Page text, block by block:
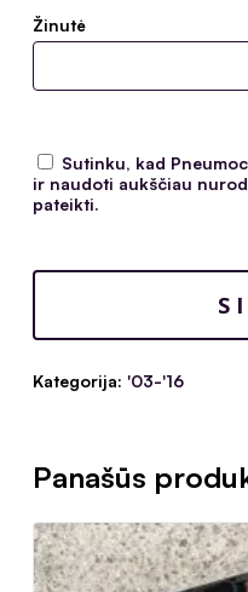
Žinutė
Sutinku, kad
ir naudoti aukščiau
pateikti.
Kategorija: '03-'16
Panašūs